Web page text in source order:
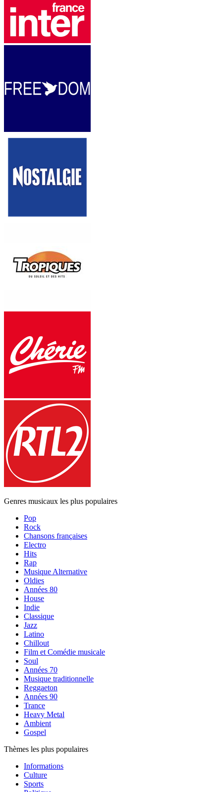
Genres musicaux les plus populaires
Pop
Rock
Chansons françaises
Electro
Hits
Rap
Musique Alternative
Oldies
Années 80
House
Indie
Classique
Jazz
Latino
Chillout
Film et Comédie musicale
Soul
Années 70
Musique traditionnelle
Reggaeton
Années 90
Trance
Heavy Metal
Ambient
Gospel
Thèmes les plus populaires
Informations
Culture
Sports